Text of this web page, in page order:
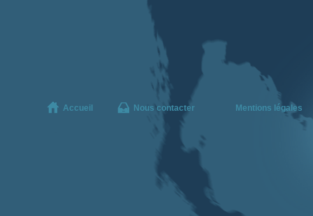
Accueil Nous contacter Mentions légales